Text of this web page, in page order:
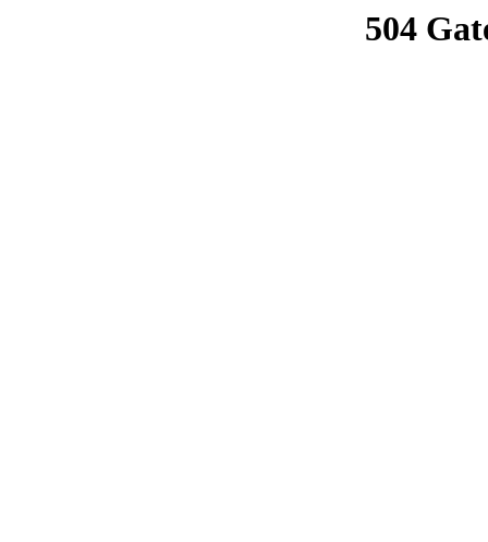
504